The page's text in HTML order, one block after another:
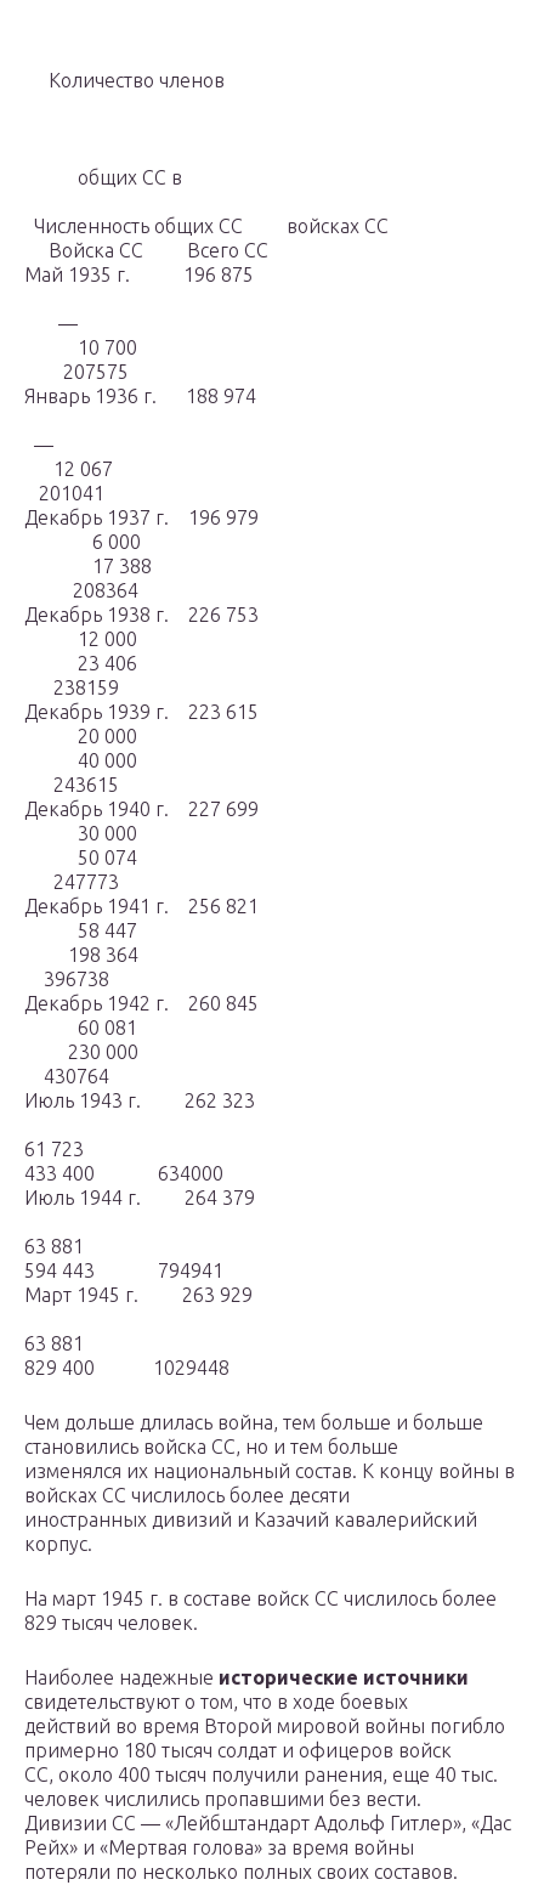
Количество членов
общих СС в
Численность общих СС войсках СС
Войска СС Всего СС
Май 1935 г. 196 875
—
10 700
207575
Январь 1936 г. 188 974
—
12 067
201041
Декабрь 1937 г. 196 979
6 000
17 388
208364
Декабрь 1938 г. 226 753
12 000
23 406
238159
Декабрь 1939 г. 223 615
20 000
40 000
243615
Декабрь 1940 г. 227 699
30 000
50 074
247773
Декабрь 1941 г. 256 821
58 447
198 364
396738
Декабрь 1942 г. 260 845
60 081
230 000
430764
Июль 1943 г. 262 323
61 723
433 400 634000
Июль 1944 г. 264 379
63 881
594 443 794941
Март 1945 г. 263 929
63 881
829 400 1029448
Чем дольше длилась война, тем больше и больше
становились войска СС, но и тем больше
изменялся их национальный состав. К концу войны в
войсках СС числилось более десяти
иностранных дивизий и Казачий кавалерийский
корпус.
На март 1945 г. в составе войск СС числилось более
829 тысяч человек.
Наиболее надежные исторические источники
свидетельствуют о том, что в ходе боевых
действий во время Второй мировой войны погибло
примерно 180 тысяч солдат и офицеров войск
СС, около 400 тысяч получили ранения, еще 40 тыс.
человек числились пропавшими без вести.
Дивизии СС — «Лейбштандарт Адольф Гитлер», «Дас
Рейх» и «Мертвая голова» за время войны
потеряли по несколько полных своих составов.